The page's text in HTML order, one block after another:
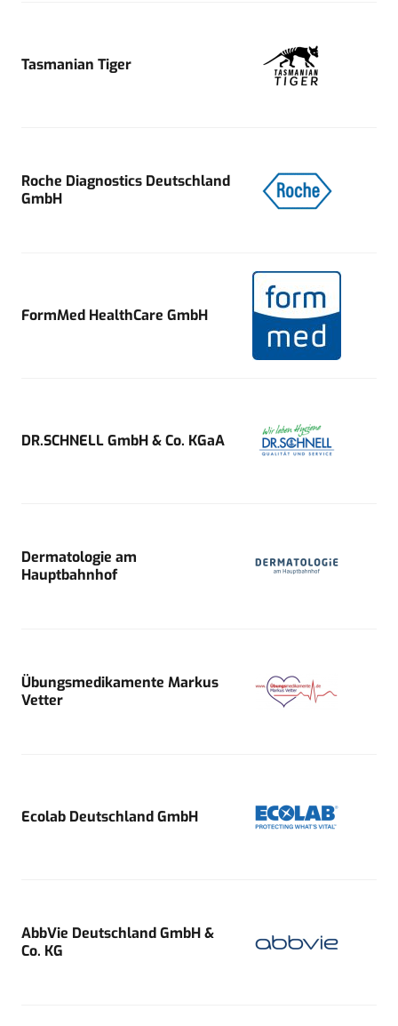
Tasmanian Tiger
Roche Diagnostics Deutschland
GmbH
FormMed HealthCare GmbH
DR.SCHNELL GmbH & Co. KGaA
Dermatologie am
Hauptbahnhof
Übungsmedikamente Markus
Vetter
Ecolab Deutschland GmbH
AbbVie Deutschland GmbH &
Co. KG